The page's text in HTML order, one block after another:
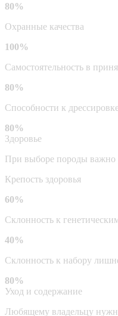
80%
Охранные качества
100%
Самостоятельность в
80%
Способности к
80%
Здоровье
При выборе породы важно
Крепость здоровья
60%
Склонность к
40%
Склонность к набору
80%
Уход и содержание
Любящему владельцу